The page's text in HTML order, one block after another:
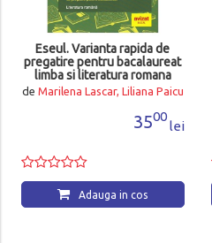
Eseul. Varianta rapida de
pregatire pentru bacalaureat
limba si literatura romana
de Marilena Lascar, Liliana Paicu
3500
lei
Adauga in cos